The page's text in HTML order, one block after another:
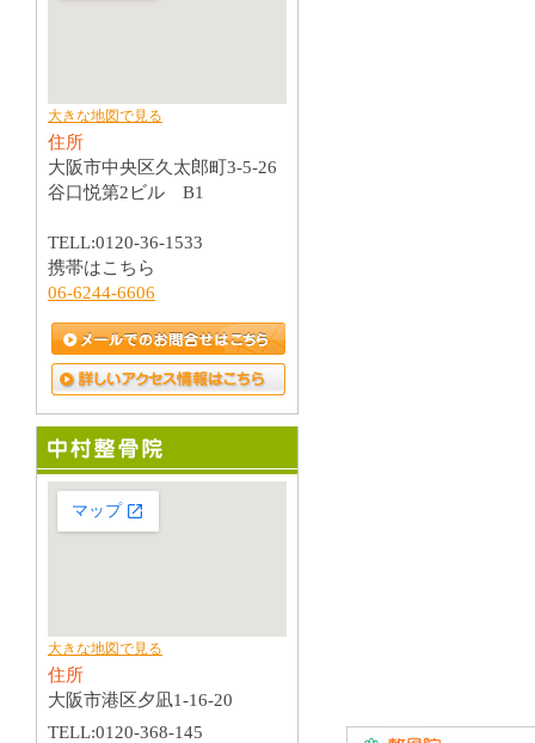
大きな地図で見る
住所
大阪市中央区久太郎町3-5-26
谷口悦第2ビル B1
TELL:0120-36-1533
携帯はこちら
06-6244-6606
大きな地図で見る
住所
大阪市港区夕凪1-16-20
TELL:0120-368-145